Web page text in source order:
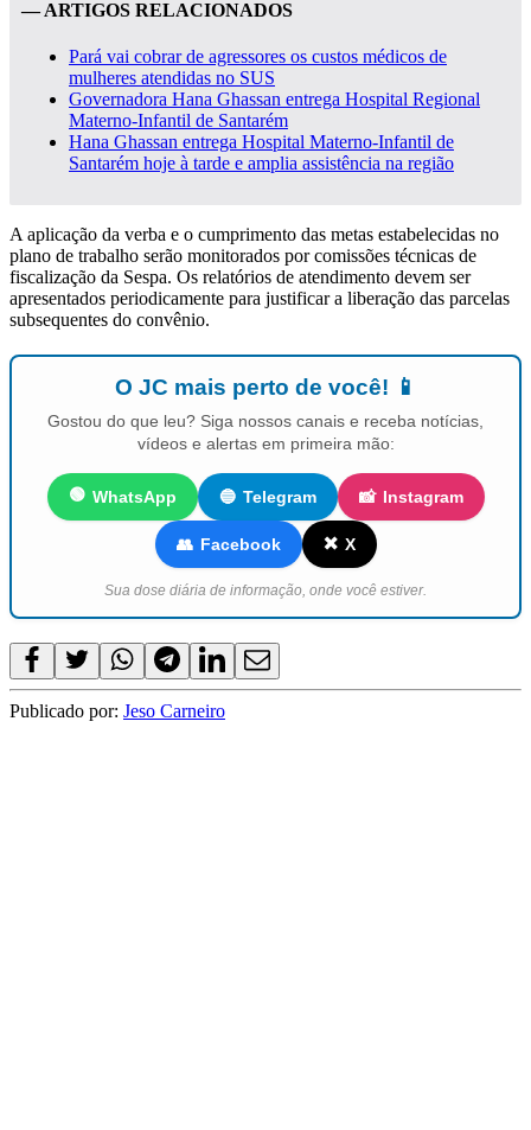
— ARTIGOS RELACIONADOS
Pará vai cobrar de agressores os custos médicos de
mulheres atendidas no SUS
Governadora Hana Ghassan entrega Hospital Regional
Materno-Infantil de Santarém
Hana Ghassan entrega Hospital Materno-Infantil de
Santarém hoje à tarde e amplia assistência na região
A aplicação da verba e o cumprimento das metas estabelecidas no
plano de trabalho serão monitorados por comissões técnicas de
fiscalização da Sespa. Os relatórios de atendimento devem ser
apresentados periodicamente para justificar a liberação das parcelas
subsequentes do convênio.
O JC mais perto de você! 📱
Gostou do que leu? Siga nossos canais e receba notícias,
vídeos e alertas em primeira mão:
🟢 WhatsApp 🔵 Telegram 📸 Instagram
👥 Facebook ✖️ X
Sua dose diária de informação, onde você estiver.
Publicado por: Jeso Carneiro